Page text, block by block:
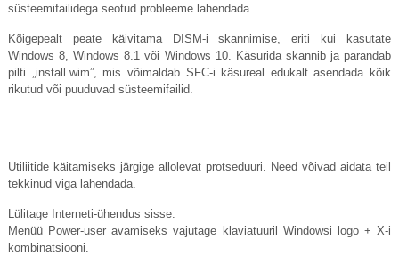
süsteemifailidega seotud probleeme lahendada.
Kõigepealt peate käivitama DISM-i skannimise, eriti kui kasutate
Windows 8, Windows 8.1 või Windows 10. Käsurida skannib ja parandab
pilti „install.wim”, mis võimaldab SFC-i käsureal edukalt asendada kõik
rikutud või puuduvad süsteemifailid.
Utiliitide käitamiseks järgige allolevat protseduuri. Need võivad aidata teil
tekkinud viga lahendada.
Lülitage Interneti-ühendus sisse.
Menüü Power-user avamiseks vajutage klaviatuuril Windowsi logo + X-i
kombinatsiooni.